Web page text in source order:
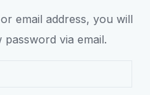
email address, you will
via email.